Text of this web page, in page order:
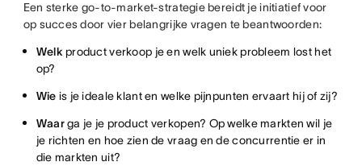
Een sterke go-to-market-strategie bereidt je initiatief voor
op succes door vier belangrijke vragen te beantwoorden:
Welk product verkoop je en welk uniek probleem lost het
op?
Wie is je ideale klant en welke pijnpunten ervaart hij of zij?
Waarga je je product verkopen? Op welke markten wil je
je richten en hoe zien de vraag en de concurrentie er in
die markten uit?